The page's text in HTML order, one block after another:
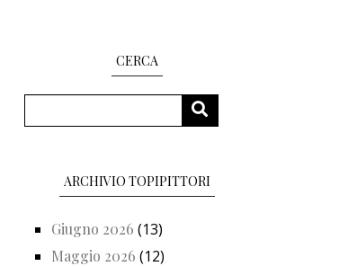
CERCA
CERCA
ARCHIVIO TOPIPITTORI
Giugno 2026 (13)
Maggio 2026 (12)